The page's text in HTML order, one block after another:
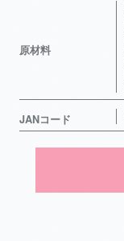
原材料
JANコード